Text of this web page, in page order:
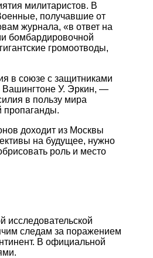
милитаристов. В
получавшие от
журнала, «в ответ на
бомбардировочной
громоотводы,
в союзе с защитниками
Вашингтоне У. Эркин, —
в пользу мира
пропаганды.
доходит из Москвы
на будущее, нужно
роль и место
исследовательской
следам за поражением
В официальной